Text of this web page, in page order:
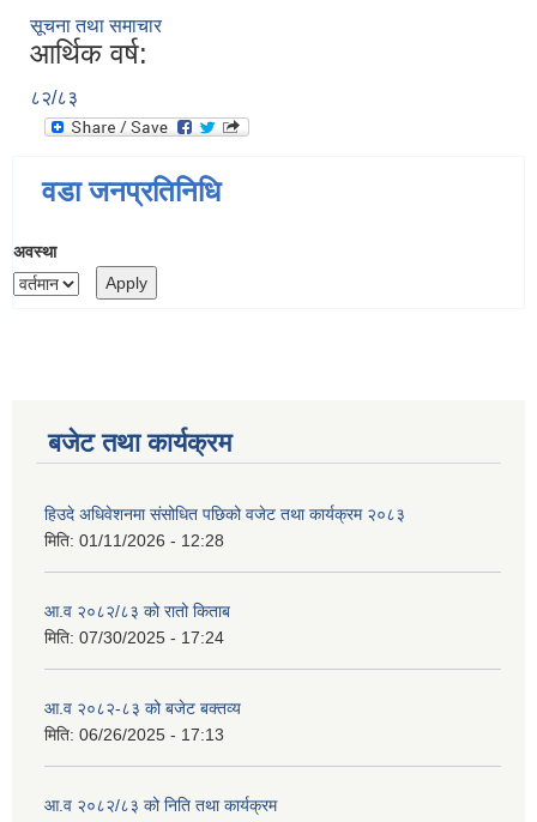
सूचना तथा समाचार
आर्थिक वर्ष:
८२/८३
वडा जनप्रतिनिधि
अवस्था
बजेट तथा कार्यक्रम
हिउदे अधिवेशनमा संसोधित पछिको वजेट तथा कार्यक्रम २०८३
मिति: 01/11/2026 - 12:28
आ.व २०८२/८३ को रातो किताब
मिति: 07/30/2025 - 17:24
आ.व २०८२-८३ को बजेट बक्तव्य
मिति: 06/26/2025 - 17:13
आ.व २०८२/८३ को निति तथा कार्यक्रम